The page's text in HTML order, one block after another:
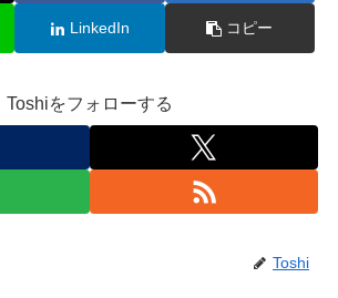
LinkedIn コピー
Toshiをフォローする
Toshi